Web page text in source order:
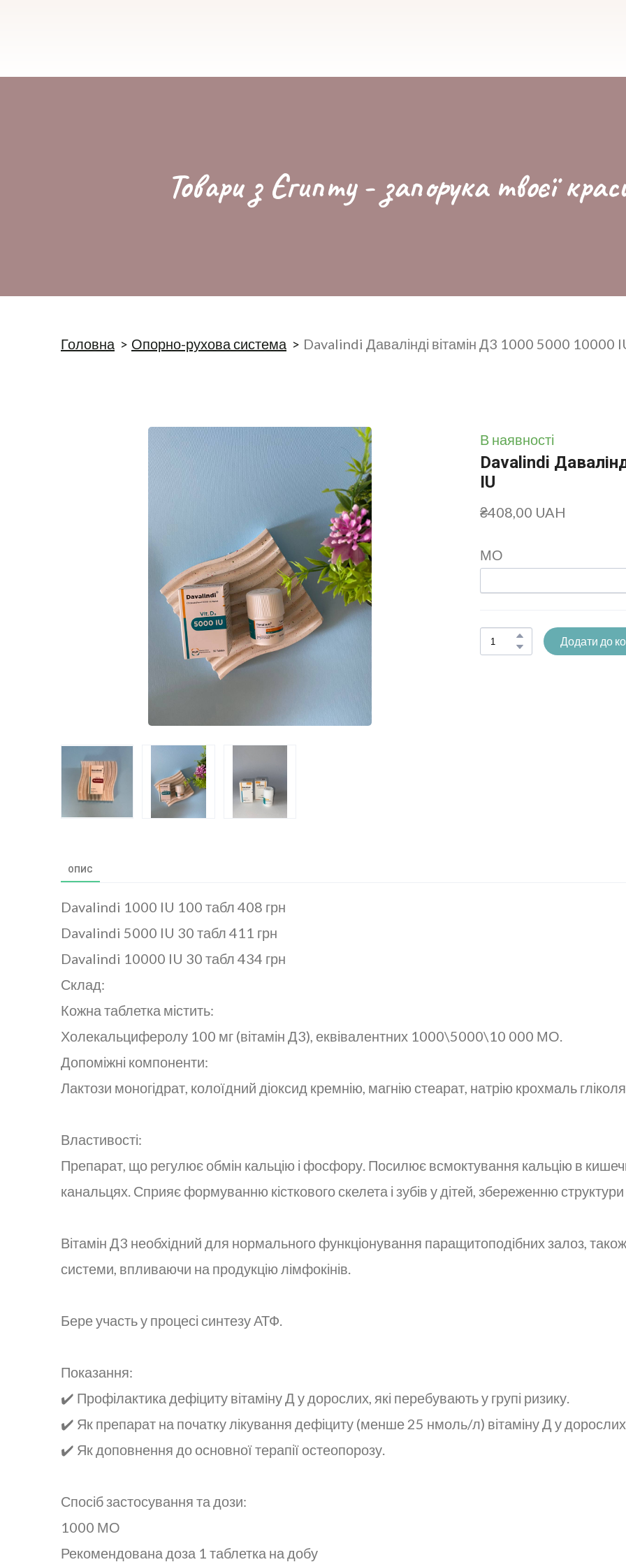
Товари з Єгипту - запорука твоєї
Головна Опорно-рухова система Davalindi Давалінді вітамін Д3 1000 5000 10000
В наявності
Davalindi
IU
₴408,00 UAH
МО
Додати до
ОПИС
Davalindi 1000 IU 100 табл 408 грн
Davalindi 5000 IU 30 табл 411 грн
Davalindi 10000 IU 30 табл 434 грн
Склад:
Кожна таблетка містить:
Холекальциферолу 100 мг (вітамін Д3), еквівалентних 1000\5000\10 000 МО.
Допоміжні компоненти:
Лактози моногідрат, колоїдний діоксид кремнію, магнію стеарат, натрію крохмаль
Властивості:
Препарат, що регулює обмін кальцію і фосфору. Посилює всмоктування кальцію в
канальцях. Сприяє формуванню кісткового скелета і зубів у дітей, збереженню структури
Вітамін Д3 необхідний для нормального функціонування паращитоподібних залоз,
системи, впливаючи на продукцію лімфокінів.
Бере участь у процесі синтезу АТФ.
Показання:
✔️ Профілактика дефіциту вітаміну Д у дорослих, які перебувають у групі ризику.
✔️ Як препарат на початку лікування дефіциту (менше 25 нмоль/л) вітаміну Д у
✔️ Як доповнення до основної терапії остеопорозу.
Спосіб застосування та дози:
1000 МО
Рекомендована доза 1 таблетка на добу